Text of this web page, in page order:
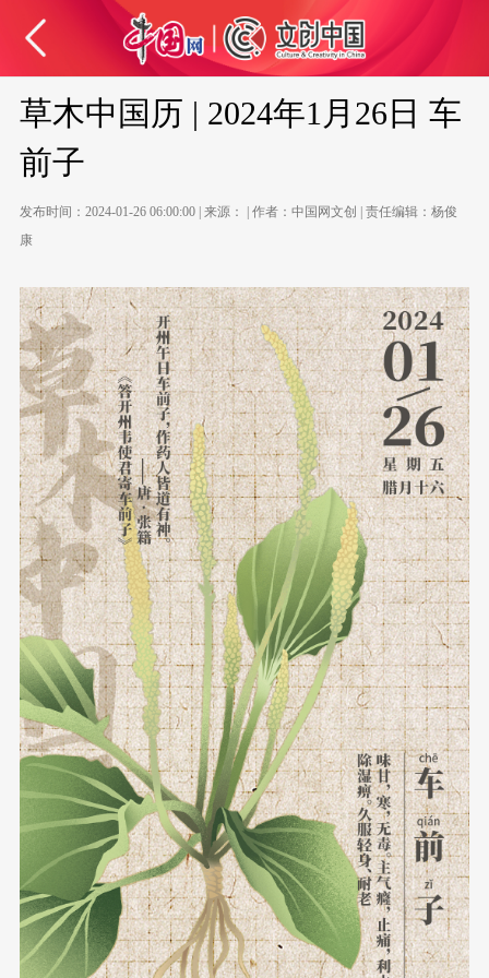
草木中国历 | 2024年1月26日 车
前子
发布时间：2024-01-26 06:00:00 | 来源： | 作者：中国网文创 | 责任编辑：杨俊
康